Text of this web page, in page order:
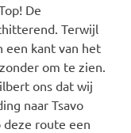
De
Terwijl
een kant van het
om te zien.
ons dat wij
naar Tsavo
deze route een